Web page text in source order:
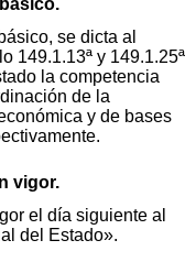
se dicta al
149.1.13ª y 149.1.25ª
la competencia
de la
y de bases
vigor.
el día siguiente al
del Estado».